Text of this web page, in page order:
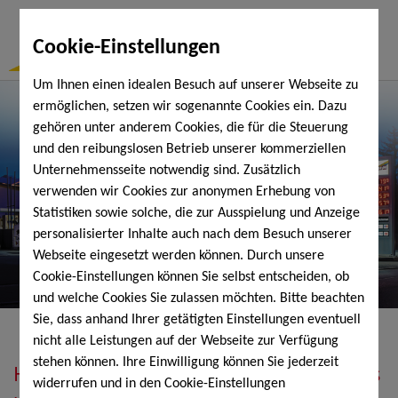
Cookie-Einstellungen
Um Ihnen einen idealen Besuch auf unserer Webseite zu
ermöglichen, setzen wir sogenannte Cookies ein. Dazu
gehören unter anderem Cookies, die für die Steuerung
und den reibungslosen Betrieb unserer kommerziellen
Unternehmensseite notwendig sind. Zusätzlich
verwenden wir Cookies zur anonymen Erhebung von
Statistiken sowie solche, die zur Ausspielung und Anzeige
personalisierter Inhalte auch nach dem Besuch unserer
Webseite eingesetzt werden können. Durch unsere
Cookie-Einstellungen können Sie selbst entscheiden, ob
und welche Cookies Sie zulassen möchten. Bitte beachten
Sie, dass anhand Ihrer getätigten Einstellungen eventuell
nicht alle Leistungen auf der Webseite zur Verfügung
stehen können. Ihre Einwilligung können Sie jederzeit
widerrufen und in den Cookie-Einstellungen
Heizöl, Diesel, Schmierstoffe, Holzpellets